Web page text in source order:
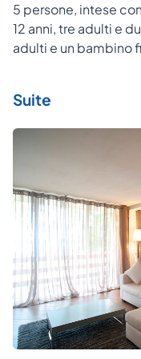
5 persone, intese
12 anni, tre adulti e
adulti e un bambino
Suite